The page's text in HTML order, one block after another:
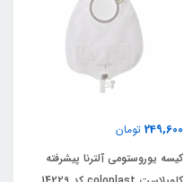
249,600 تومان
کیسه یوروستومی آلترنا پیشرفته